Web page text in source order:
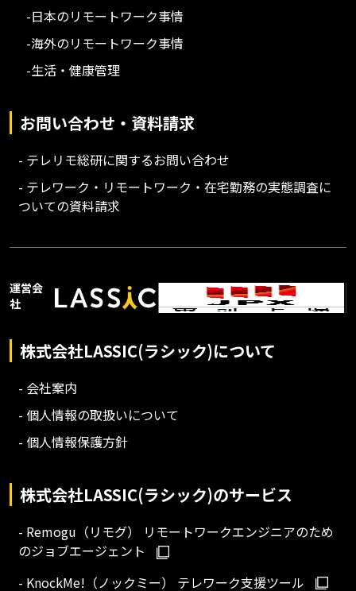
-日本のリモートワーク事情
-海外のリモートワーク事情
-生活・健康管理
お問い合わせ・資料請求
- テレリモ総研に関するお問い合わせ
- テレワーク・リモートワーク・在宅勤務の実態調査に
ついての資料請求
運営会
社
株式会社LASSIC(ラシック)について
- 会社案内
- 個人情報の取扱いについて
- 個人情報保護方針
株式会社LASSIC(ラシック)のサービス
- Remogu（リモグ） リモートワークエンジニアのため
のジョブエージェント
- KnockMe!（ノックミー） テレワーク支援ツール